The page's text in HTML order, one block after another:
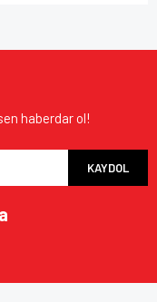
haberdar ol!
KAYDOL